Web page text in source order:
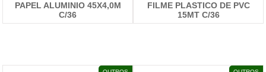
PAPEL ALUMINIO 45X4,0M
C/36
FILME PLASTICO DE PVC
15MT C/36